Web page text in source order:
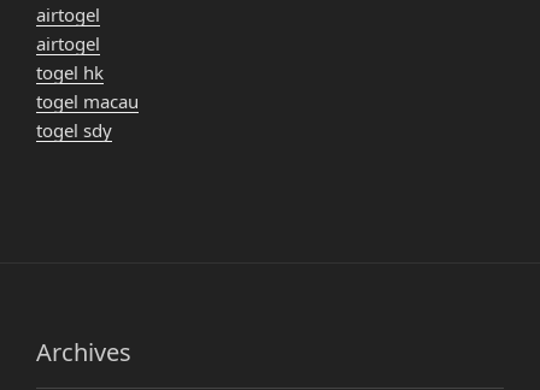
airtogel
airtogel
togel hk
togel macau
togel sdy
Archives